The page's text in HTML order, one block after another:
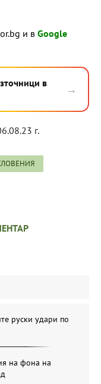
и в Google
в
→
г.
руски удари по
на фона на